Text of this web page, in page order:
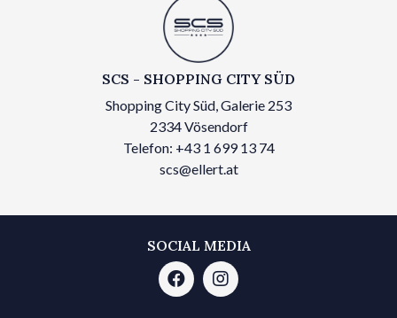
SCS - SHOPPING CITY SÜD
Shopping City Süd, Galerie 253
2334 Vösendorf
Telefon: +43 1 699 13 74
scs@ellert.at
SOCIAL MEDIA